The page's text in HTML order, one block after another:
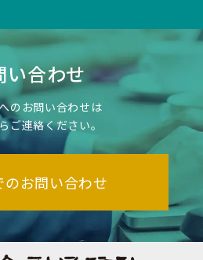
い合わせ
のお問い合わせは
ご連絡ください。
のお問い合わせ